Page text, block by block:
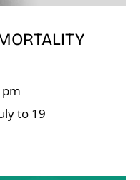
pm
to 19